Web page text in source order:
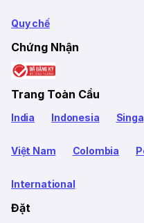
Quy chế
Chứng Nhận
Trang Toàn Cầu
India Indonesia
Việt Nam Colombia
International
Đặt